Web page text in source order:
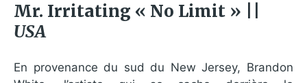
Mr. Irritating « No Limit » ||
USA
En provenance du sud du New Jersey, Brandon